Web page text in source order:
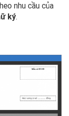
nhu cầu của
ký.